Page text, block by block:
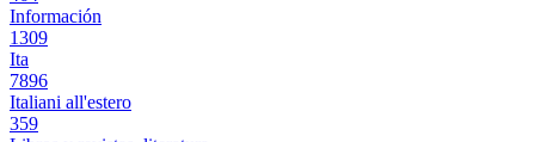
Información
1309
Ita
7896
Italiani all'estero
359